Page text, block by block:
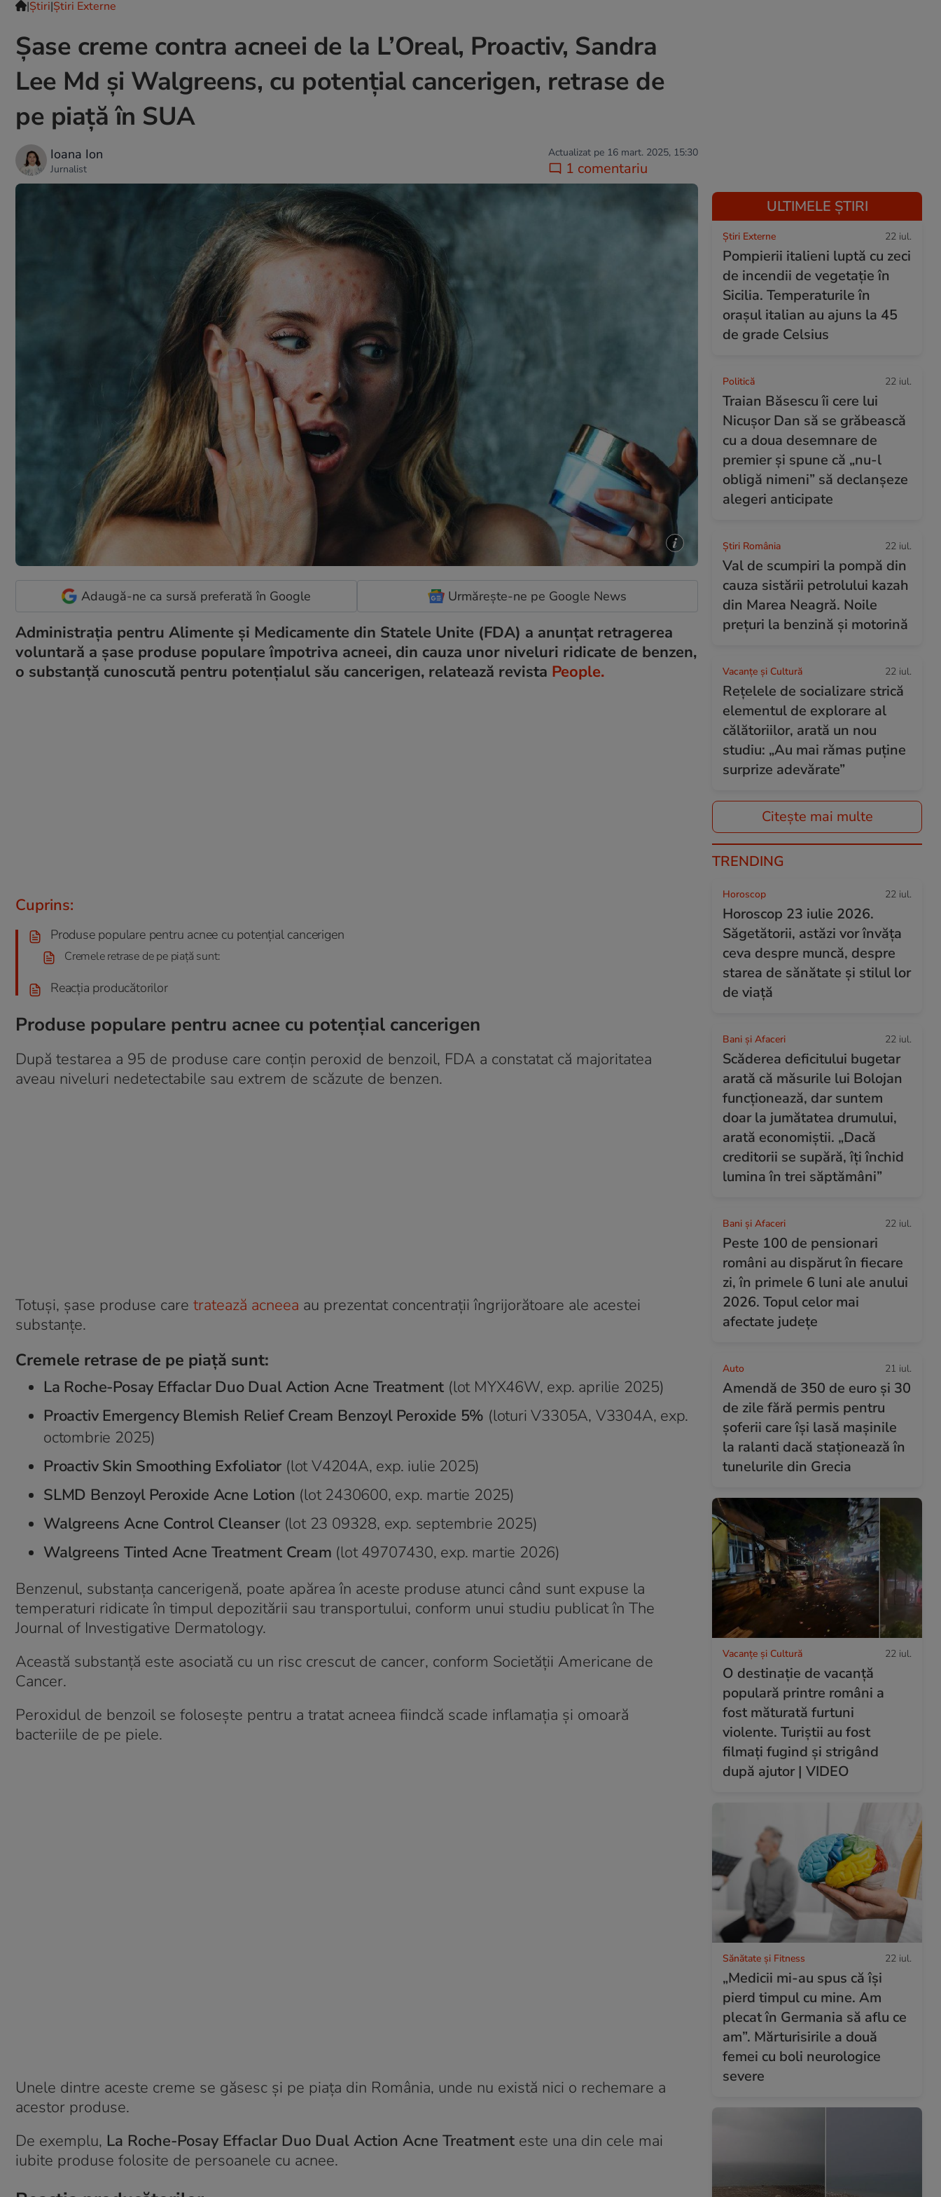
|Ştiri|Știri Externe
Șase creme contra acneei de la L’Oreal, Proactiv, Sandra
Lee Md și Walgreens, cu potențial cancerigen, retrase de
pe piață în SUA
Ioana Ion
Jurnalist
Actualizat pe 16 mart. 2025, 15:30
1 comentariu
Adaugă-ne ca sursă preferată în Google Urmărește-ne pe Google News
Administrația pentru Alimente și Medicamente din Statele Unite (FDA) a anunțat retragerea
voluntară a șase produse populare împotriva acneei, din cauza unor niveluri ridicate de benzen,
o substanță cunoscută pentru potențialul său cancerigen, relatează revista People.
Cuprins:
Produse populare pentru acnee cu potențial cancerigen
Cremele retrase de pe piață sunt:
Reacția producătorilor
Produse populare pentru acnee cu potențial cancerigen
După testarea a 95 de produse care conțin peroxid de benzoil, FDA a constatat că majoritatea
aveau niveluri nedetectabile sau extrem de scăzute de benzen.
Totuși, șase produse care tratează acneea au prezentat concentrații îngrijorătoare ale acestei
substanțe.
Cremele retrase de pe piață sunt:
La Roche-Posay Effaclar Duo Dual Action Acne Treatment (lot MYX46W, exp. aprilie 2025)
Proactiv Emergency Blemish Relief Cream Benzoyl Peroxide 5% (loturi V3305A, V3304A, exp.
octombrie 2025)
Proactiv Skin Smoothing Exfoliator (lot V4204A, exp. iulie 2025)
SLMD Benzoyl Peroxide Acne Lotion (lot 2430600, exp. martie 2025)
Walgreens Acne Control Cleanser(lot 23 09328, exp. septembrie 2025)
Walgreens Tinted Acne Treatment Cream (lot 49707430, exp. martie 2026)
Benzenul, substanța cancerigenă, poate apărea în aceste produse atunci când sunt expuse la
temperaturi ridicate în timpul depozitării sau transportului, conform unui studiu publicat în The
Journal of Investigative Dermatology.
Această substanță este asociată cu un risc crescut de cancer, conform Societății Americane de
Cancer.
Peroxidul de benzoil se folosește pentru a tratat acneea fiindcă scade inflamația și omoară
bacteriile de pe piele.
Unele dintre aceste creme se găsesc și pe piața din România, unde nu există nici o rechemare a
acestor produse.
De exemplu, La Roche-Posay Effaclar Duo Dual Action Acne Treatment este una din cele mai
iubite produse folosite de persoanele cu acnee.
ULTIMELE ȘTIRI
Știri Externe 22 iul.
Pompierii italieni luptă cu zeci
de incendii de vegetație în
Sicilia. Temperaturile în
orașul italian au ajuns la 45
de grade Celsius
Politică 22 iul.
Traian Băsescu îi cere lui
Nicușor Dan să se grăbească
cu a doua desemnare de
premier și spune că „nu-l
obligă nimeni” să declanșeze
alegeri anticipate
Știri România 22 iul.
Val de scumpiri la pompă din
cauza sistării petrolului kazah
din Marea Neagră. Noile
prețuri la benzină și motorină
Vacanțe și Cultură 22 iul.
Rețelele de socializare strică
elementul de explorare al
călătoriilor, arată un nou
studiu: „Au mai rămas puține
surprize adevărate”
Citește mai multe
TRENDING
Horoscop 22 iul.
Horoscop 23 iulie 2026.
Săgetătorii, astăzi vor învăța
ceva despre muncă, despre
starea de sănătate și stilul lor
de viață
Bani și Afaceri 22 iul.
Scăderea deficitului bugetar
arată că măsurile lui Bolojan
funcționează, dar suntem
doar la jumătatea drumului,
arată economiștii. „Dacă
creditorii se supără, îți închid
lumina în trei săptămâni”
Bani și Afaceri 22 iul.
Peste 100 de pensionari
români au dispărut în fiecare
zi, în primele 6 luni ale anului
2026. Topul celor mai
afectate județe
Auto 21 iul.
Amendă de 350 de euro și 30
de zile fără permis pentru
șoferii care își lasă mașinile
la ralanti dacă staționează în
tunelurile din Grecia
Vacanțe și Cultură 22 iul.
O destinație de vacanță
populară printre români a
fost măturată furtuni
violente. Turiștii au fost
filmați fugind și strigând
după ajutor | VIDEO
Sănătate și Fitness 22 iul.
„Medicii mi-au spus că își
pierd timpul cu mine. Am
plecat în Germania să aflu ce
am”. Mărturisirile a două
femei cu boli neurologice
severe